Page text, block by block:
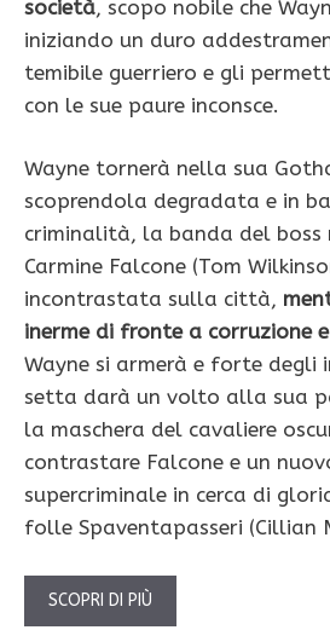
società, scopo nobile che
iniziando un duro
temibile guerriero e gli
con le sue paure inconsce.
Wayne tornerà nella sua
scoprendola degradata e in
criminalità, la banda del boss
Carmine Falcone (Tom
incontrastata sulla città,
inerme di fronte a corruzione
Wayne si armerà e forte degli
setta darà un volto alla sua
la maschera del cavaliere
contrastare Falcone e un
supercriminale in cerca di
folle Spaventapasseri (Cillian
SCOPRI DI PIÙ